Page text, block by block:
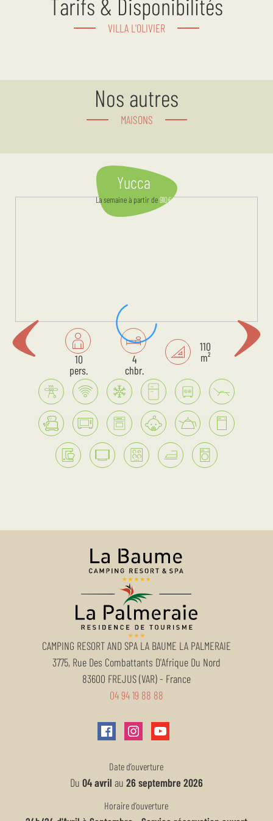
Tarifs & Disponibilités
VILLA L'OLIVIER
Nos autres
MAISONS
Yucca
La semaineà partir de910€
10
pers.
4
chbr.
110
m²
CAMPING RESORT AND SPA LA BAUME LA PALMERAIE
3775, Rue Des Combattants D'Afrique Du Nord
83600 FREJUS (VAR)- France
04 94 19 88 88
Date d’ouverture
Du 04 avril au 26 septembre 2026
Horaire d’ouverture